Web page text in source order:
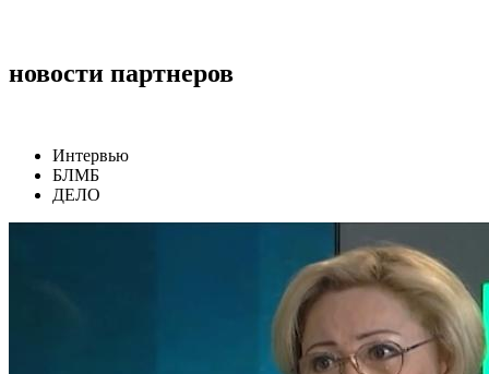
новости партнеров
Интервью
БЛМБ
ДЕЛО